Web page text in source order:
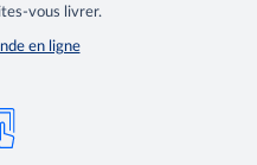
vous livrer.
en ligne